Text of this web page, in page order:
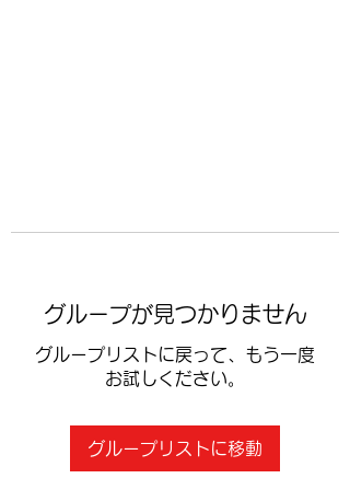
グループが見つかりません
グループリストに戻って、もう一度
お試しください。
グループリストに移動